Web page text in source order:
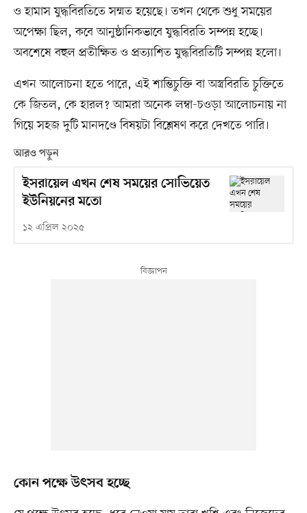
ও হামাস যুদ্ধবিরতিতে সম্মত হয়েছে। তখন থেকে শুধু সময়ের
অপেক্ষা ছিল, কবে আনুষ্ঠানিকভাবে যুদ্ধবিরতি সম্পন্ন হচ্ছে।
অবশেষে বহুল প্রতীক্ষিত ও প্রত্যাশিত যুদ্ধবিরতিটি সম্পন্ন হলো।
এখন আলোচনা হতে পারে, এই শান্তিচুক্তি বা অস্ত্রবিরতি চুক্তিতে
কে জিতল, কে হারল? আমরা অনেক লম্বা-চওড়া আলোচনায় না
গিয়ে সহজ দুটি মানদণ্ডে বিষয়টা বিশ্লেষণ করে দেখতে পারি।
আরও পড়ুন
ইসরায়েল এখন শেষ সময়ের সোভিয়েত
ইউনিয়নের মতো
১২ এপ্রিল ২০২৫
কোন পক্ষে উৎসব হচ্ছে